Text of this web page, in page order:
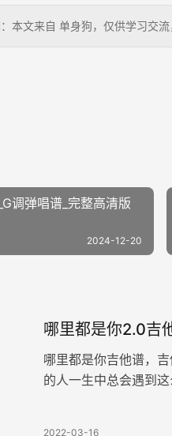
本文来自 单身狗，仅供学习交
调弹唱谱_完整高清版
2024-12-20
哪里都是你2.0吉
哪里都是你吉他谱，
的人一生中总会遇到
2022-03-16